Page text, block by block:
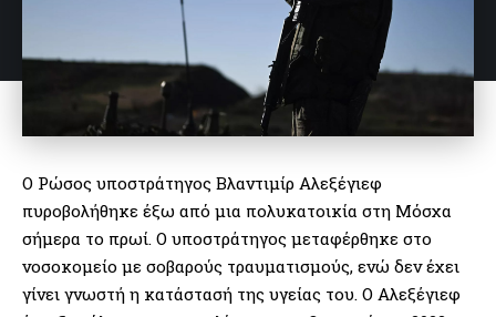
Ο Ρώσος υποστράτηγος Βλαντιμίρ Αλεξέγιεφ
πυροβολήθηκε έξω από μια πολυκατοικία στη Μόσχα
σήμερα το πρωί. Ο υποστράτηγος μεταφέρθηκε στο
νοσοκομείο με σοβαρούς τραυματισμούς, ενώ δεν έχει
γίνει γνωστή η κατάστασή της υγείας του. Ο Αλεξέγιεφ